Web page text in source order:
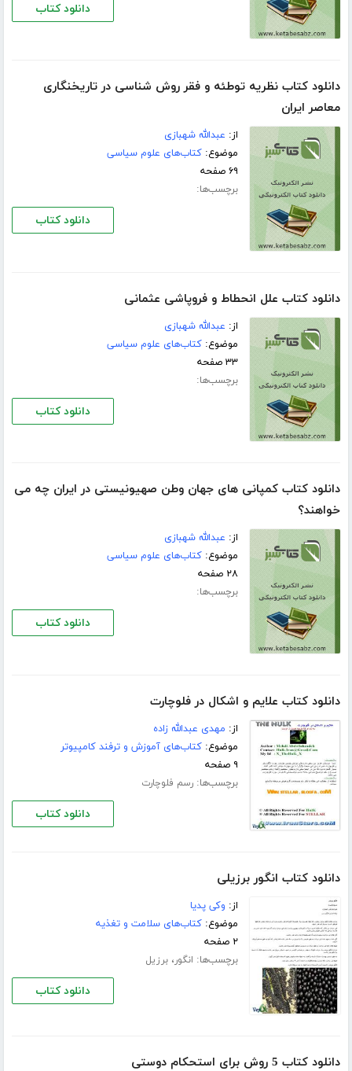
دانلود کتاب
دانلود کتاب نظریه توطئه و فقر روش شناسی در تاریخنگاری
معاصر ایران
از: عبدالله شهبازی
موضوع:کتاب‌های علوم سیاسی
۶۹ صفحه
برچسب‌ها:
دانلود کتاب
دانلود کتاب علل انحطاط و فروپاشی عثمانی
از: عبدالله شهبازی
موضوع:کتاب‌های علوم سیاسی
۳۳ صفحه
برچسب‌ها:
دانلود کتاب
دانلود کتاب کمپانی های جهان وطن صهیونیستی در ایران چه می
خواهند؟
از: عبدالله شهبازی
موضوع:کتاب‌های علوم سیاسی
۲۸ صفحه
برچسب‌ها:
دانلود کتاب
دانلود کتاب علایم و اشکال در فلوچارت
از: مهدی عبدالله زاده
موضوع:کتاب‌های آموزش و ترفند کامپیوتر
۹ صفحه
برچسب‌ها:رسم فلوچارت
دانلود کتاب
دانلود کتاب انگور برزیلی
از: وکی پدیا
موضوع:کتاب‌های سلامت و تغذیه
۲ صفحه
برچسب‌ها: انگور،برزیل
دانلود کتاب
دانلود کتاب 5 روش برای استحکام دوستی